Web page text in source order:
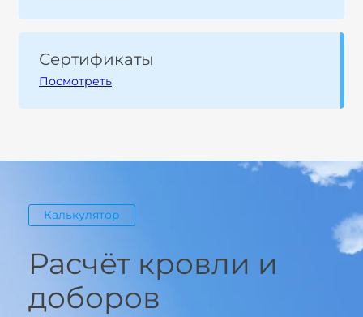
Сертификаты
Посмотреть
Калькулятор
Расчёт кровли и
доборов